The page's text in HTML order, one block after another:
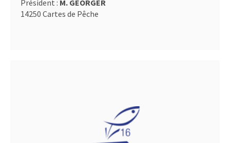
Président : M. GEORGER
14250 Cartes de Pêche